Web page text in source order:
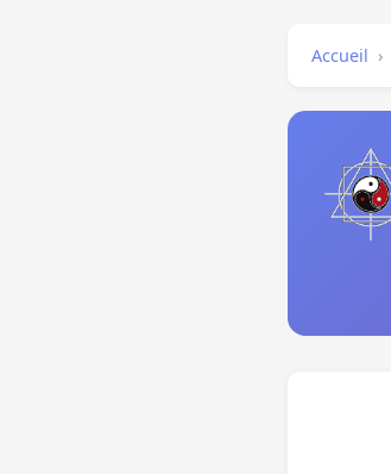
Accueil ›